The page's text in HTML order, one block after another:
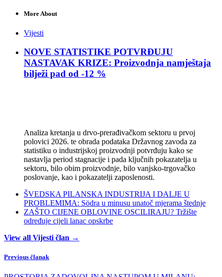
More About
Vijesti
NOVE STATISTIKE POTVRĐUJU
NASTAVAK KRIZE: Proizvodnja namještaja
bilježi pad od -12 %
Analiza kretanja u drvo-prerađivačkom sektoru u prvoj
polovici 2026. te obrada podataka Državnog zavoda za
statistiku o industrijskoj proizvodnji potvrđuju kako se
nastavlja period stagnacije i pada ključnih pokazatelja u
sektoru, bilo obim proizvodnje, bilo vanjsko-trgovačko
poslovanje, kao i pokazatelji zaposlenosti.
ŠVEDSKA PILANSKA INDUSTRIJA I DALJE U
PROBLEMIMA: Södra u minusu unatoč mjerama štednje
ZAŠTO CIJENE OBLOVINE OSCILIRAJU? Tržište
određuje cijeli lanac opskrbe
View all Vijesti član →
Previous članak